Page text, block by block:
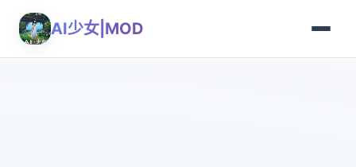
AI少女|MOD